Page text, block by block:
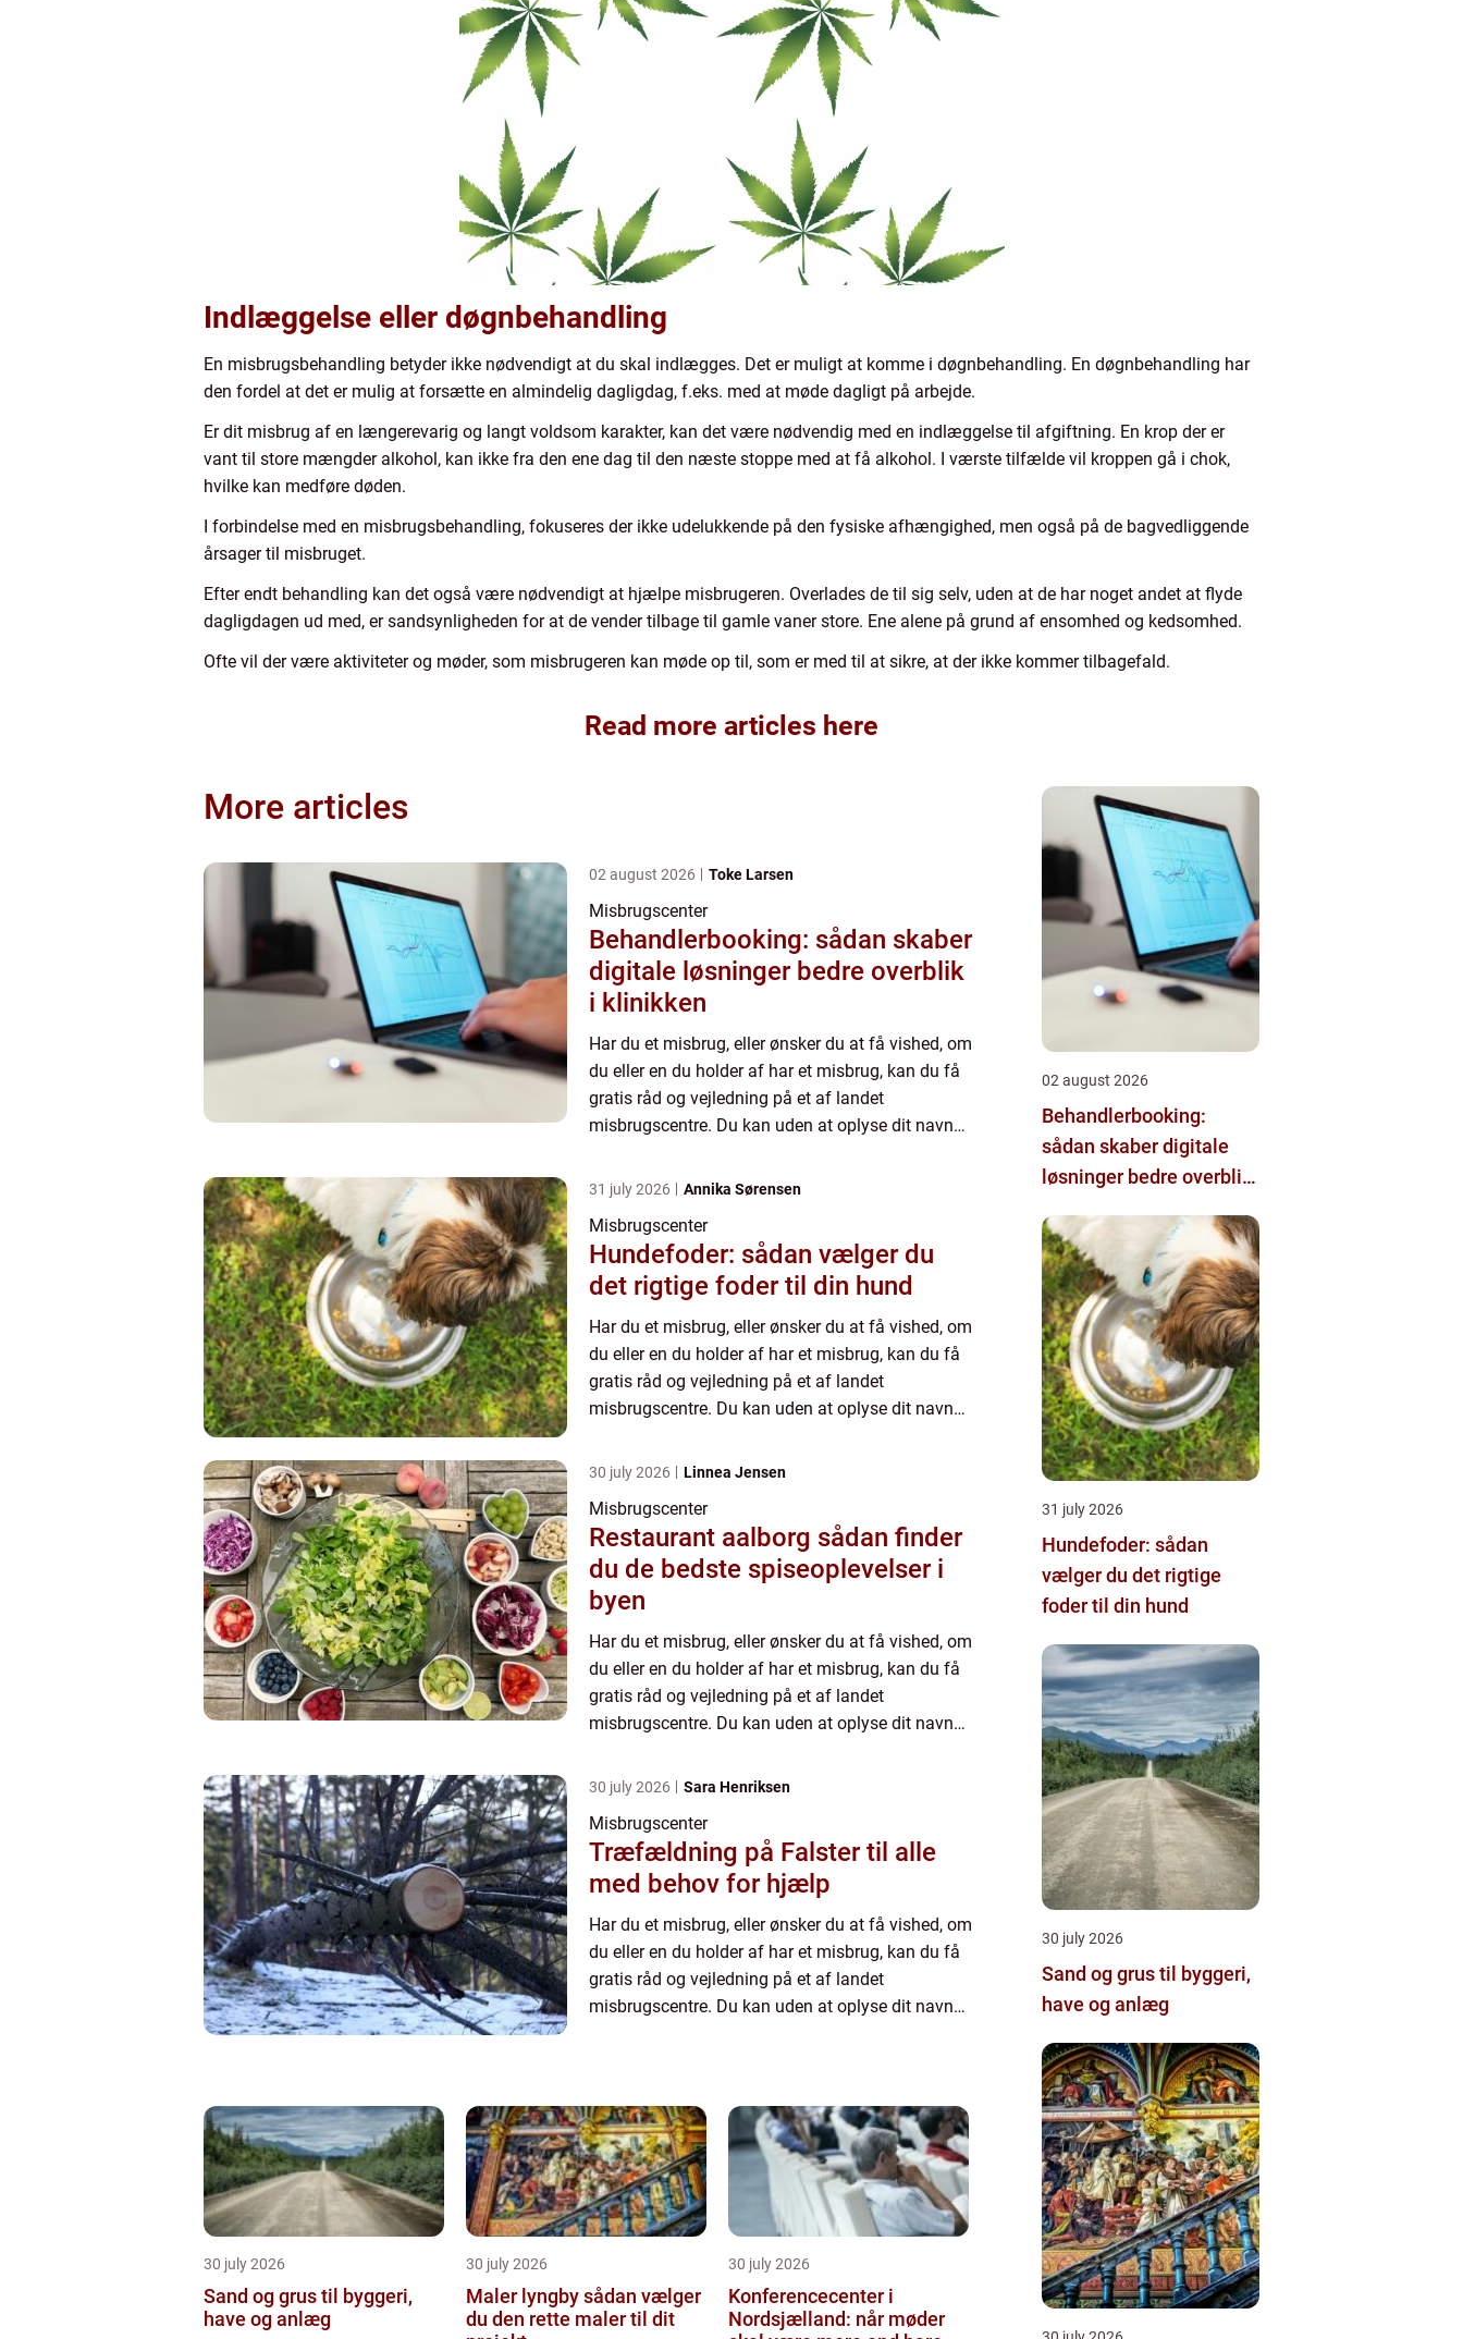
Indlæggelse eller døgnbehandling
En misbrugsbehandling betyder ikke nødvendigt at du skal indlægges. Det er muligt at komme i døgnbehandling. En døgnbehandling har
den fordel at det er mulig at forsætte en almindelig dagligdag, f.eks. med at møde dagligt på arbejde.
Er dit misbrug af en længerevarig og langt voldsom karakter, kan det være nødvendig med en indlæggelse til afgiftning. En krop der er
vant til store mængder alkohol, kan ikke fra den ene dag til den næste stoppe med at få alkohol. I værste tilfælde vil kroppen gå i chok,
hvilke kan medføre døden.
I forbindelse med en misbrugsbehandling, fokuseres der ikke udelukkende på den fysiske afhængighed, men også på de bagvedliggende
årsager til misbruget.
Efter endt behandling kan det også være nødvendigt at hjælpe misbrugeren. Overlades de til sig selv, uden at de har noget andet at flyde
dagligdagen ud med, er sandsynligheden for at de vender tilbage til gamle vaner store. Ene alene på grund af ensomhed og kedsomhed.
Ofte vil der være aktiviteter og møder, som misbrugeren kan møde op til, som er med til at sikre, at der ikke kommer tilbagefald.
Read more articles here
More articles
02 august 2026 Toke Larsen
Misbrugscenter
Behandlerbooking: sådan skaber
digitale løsninger bedre overblik
i klinikken
Har du et misbrug, eller ønsker du at få vished, om
du eller en du holder af har et misbrug, kan du få
gratis råd og vejledning på et af landet
misbrugscentre. Du kan uden at oplyse dit navn
få mere at...
31 july 2026 Annika Sørensen
Misbrugscenter
Hundefoder: sådan vælger du
det rigtige foder til din hund
Har du et misbrug, eller ønsker du at få vished, om
du eller en du holder af har et misbrug, kan du få
gratis råd og vejledning på et af landet
misbrugscentre. Du kan uden at oplyse dit navn
få mere at...
30 july 2026 Linnea Jensen
Misbrugscenter
Restaurant aalborg sådan finder
du de bedste spiseoplevelser i
byen
Har du et misbrug, eller ønsker du at få vished, om
du eller en du holder af har et misbrug, kan du få
gratis råd og vejledning på et af landet
misbrugscentre. Du kan uden at oplyse dit navn
få mere at...
30 july 2026 Sara Henriksen
Misbrugscenter
Træfældning på Falster til alle
med behov for hjælp
Har du et misbrug, eller ønsker du at få vished, om
du eller en du holder af har et misbrug, kan du få
gratis råd og vejledning på et af landet
misbrugscentre. Du kan uden at oplyse dit navn
30 july 2026
Sand og grus til byggeri,
have og anlæg
30 july 2026
Maler lyngby sådan vælger
du den rette maler til dit
30 july 2026
Konferencecenter i
Nordsjælland: når møder
02 august 2026
Behandlerbooking:
sådan skaber digitale
løsninger bedre overblik
31 july 2026
Hundefoder: sådan
vælger du det rigtige
foder til din hund
30 july 2026
Sand og grus til byggeri,
have og anlæg